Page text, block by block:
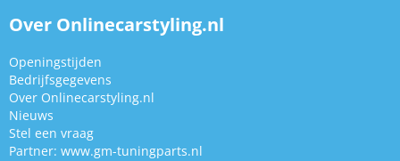
Over Onlinecarstyling.nl
Openingstijden
Bedrijfsgegevens
Over Onlinecarstyling.nl
Nieuws
Stel een vraag
Partner: www.gm-tuningparts.nl